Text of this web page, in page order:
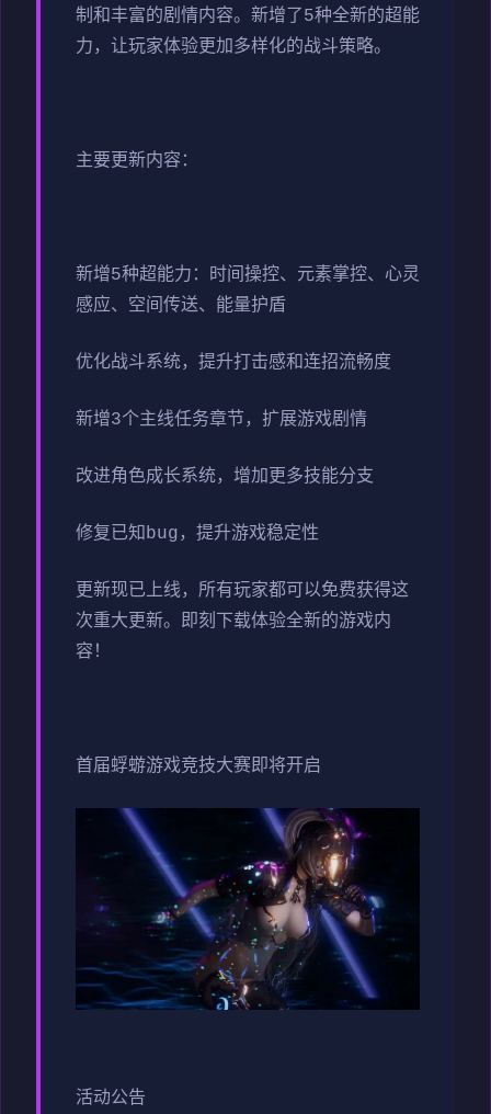
制和丰富的剧情内容。新增了5种全新的超能
力，让玩家体验更加多样化的战斗策略。
主要更新内容：
新增5种超能力：时间操控、元素掌控、心灵
感应、空间传送、能量护盾
优化战斗系统，提升打击感和连招流畅度
新增3个主线任务章节，扩展游戏剧情
改进角色成长系统，增加更多技能分支
修复已知bug，提升游戏稳定性
更新现已上线，所有玩家都可以免费获得这
次重大更新。即刻下载体验全新的游戏内
容！
首届蜉蝣游戏竞技大赛即将开启
活动公告